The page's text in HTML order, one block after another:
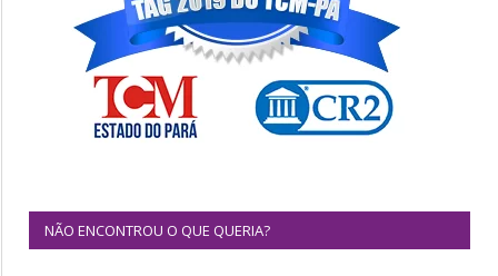
NÃO ENCONTROU O QUE QUERIA?